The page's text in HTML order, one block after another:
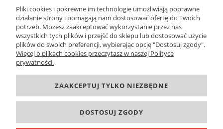
ZAPISZ SIĘ
Pliki cookies i pokrewne im technologie umożliwiają poprawne
działanie strony i pomagają nam dostosować ofertę do Twoich
potrzeb. Możesz zaakceptować wykorzystanie przez nas
wszystkich tych plików i przejść do sklepu lub dostosować użycie
plików do swoich preferencji, wybierając opcję "Dostosuj zgody".
Więcej o plikach cookies przeczytasz w naszej Polityce
prywatności.
ZAAKCEPTUJ TYLKO NIEZBĘDNE
DOSTOSUJ ZGODY